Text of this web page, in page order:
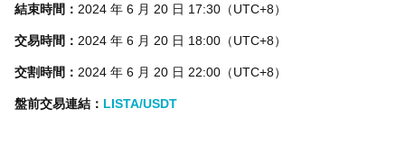
結束時間： 2024 年 6 月 20 日 17:30（UTC+8）
交易時間： 2024 年 6 月 20 日 18:00（UTC+8）
交割時間： 2024 年 6 月 20 日 22:00（UTC+8）
盤前交易連結： LISTA/USDT